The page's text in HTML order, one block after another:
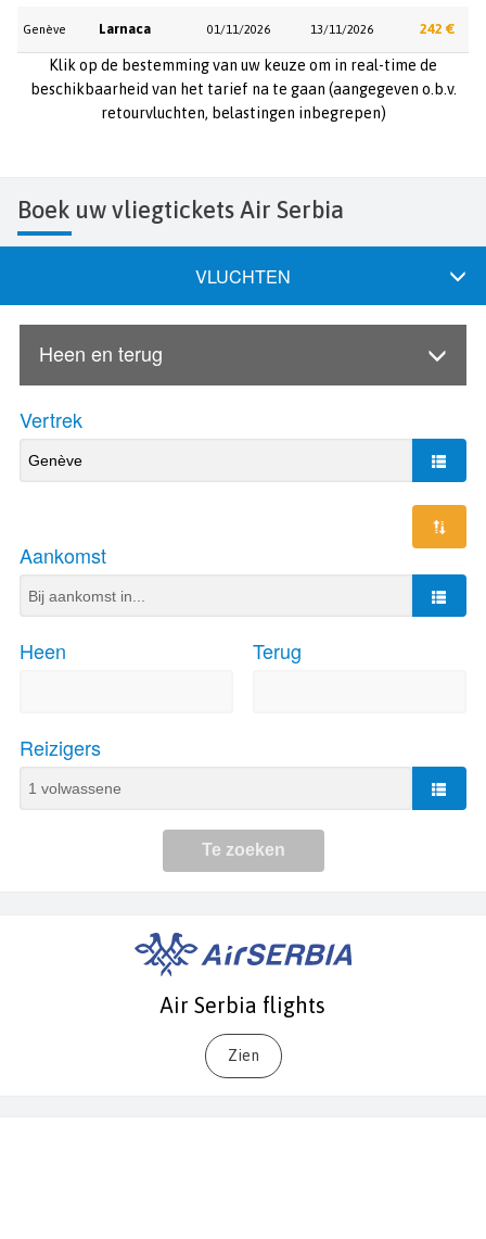
Genève Larnaca 01/11/2026 13/11/2026 242 €
Klik op de bestemming van uw keuze om in real-time de
beschikbaarheid van het tarief na te gaan (aangegeven o.b.v.
retourvluchten, belastingen inbegrepen)
Boek uw vliegtickets Air Serbia
Air Serbia flights
Zien